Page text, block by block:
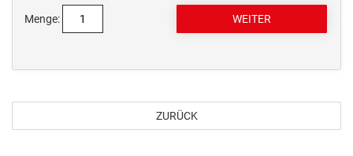
Menge:
ZURÜCK